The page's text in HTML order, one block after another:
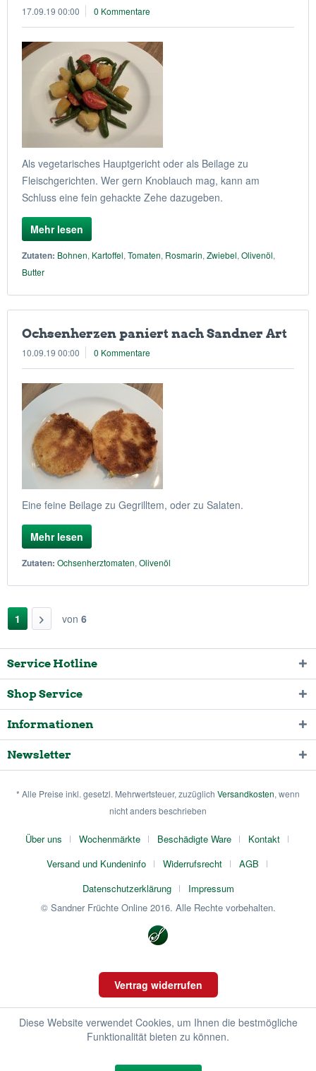
17.09.19 00:00 0 Kommentare
Als vegetarisches Hauptgericht oder als Beilage zu
Fleischgerichten. Wer gern Knoblauch mag, kann am
Schluss eine fein gehackte Zehe dazugeben.
Mehr lesen
Zutaten: Bohnen, Kartoffel, Tomaten, Rosmarin, Zwiebel, Olivenöl,
Butter
Ochsenherzen paniert nach Sandner Art
10.09.19 00:00 0 Kommentare
Eine feine Beilage zu Gegrilltem, oder zu Salaten.
Mehr lesen
Zutaten: Ochsenherztomaten, Olivenöl
1 von 6
Service Hotline
Shop Service
Informationen
Newsletter
* Alle Preise inkl. gesetzl. Mehrwertsteuer, zuzüglich Versandkosten, wenn
nicht anders beschrieben
Über uns Wochenmärkte Beschädigte Ware
Kontakt
Versand und Kundeninfo
Widerrufsrecht
AGB
Datenschutzerklärung
Impressum
© Sandner Früchte Online 2016. Alle Rechte vorbehalten.
Vertrag widerrufen
Diese Website verwendet Cookies, um Ihnen die bestmögliche
Funktionalität bieten zu können.